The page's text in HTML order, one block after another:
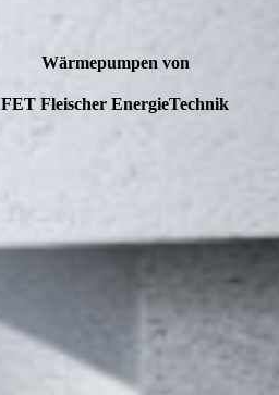
Wärmepumpen von
FET Fleischer EnergieTechnik